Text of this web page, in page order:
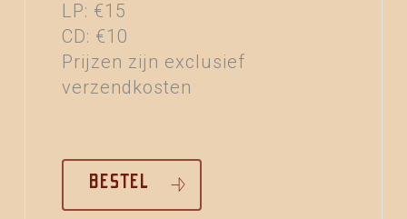
LP: €15
CD: €10
Prijzen zijn exclusief
verzendkosten
BESTEL